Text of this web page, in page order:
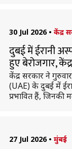
30 Jul 2026 • केंद्र
दुबई में ईरानी
हुए बेरोजगार,
केंद्र सरकार ने
(UAE) के दुबई में
प्रभावित हैं, जिनकी
27 Jul 2026 • मुंबई